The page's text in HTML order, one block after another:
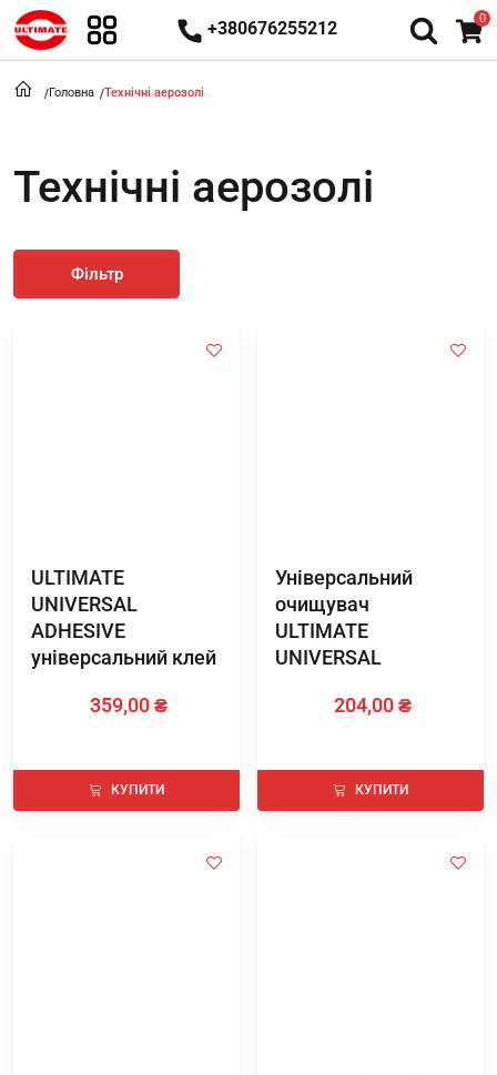
+380676255212
0
Головна Технічні аерозолі
Технічні аерозолі
Фільтр
ULTIMATE
UNIVERSAL
ADHESIVE
універсальний клей
корисної речовини
359,00 ₴
КУПИТИ
Універсальний
очищувач
ULTIMATE
UNIVERSAL
150 мл204,00 ₴
КУПИТИ